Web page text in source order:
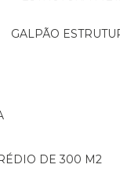
GALPÃO
DE 300 M2